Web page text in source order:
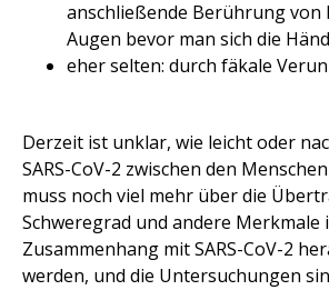
anschließende Berührung von
Augen bevor man sich die
eher selten: durch fäkale
Derzeit ist unklar, wie leicht oder
SARS-CoV-2 zwischen den
muss noch viel mehr über die
Schweregrad und andere Merkmale
Zusammenhang mit SARS-CoV-2
werden, und die Untersuchungen